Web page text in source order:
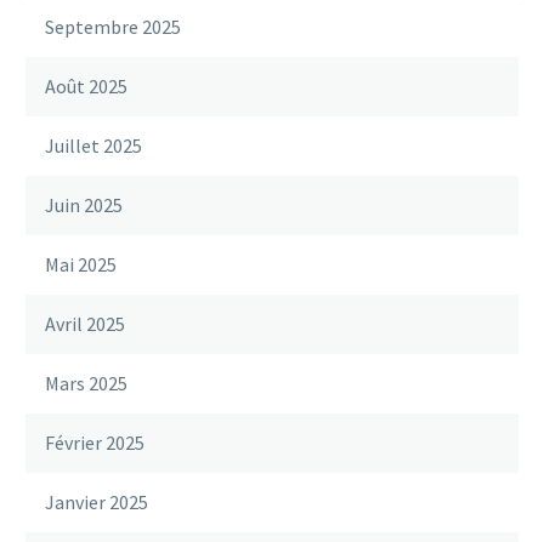
Septembre 2025
Août 2025
Juillet 2025
Juin 2025
Mai 2025
Avril 2025
Mars 2025
Février 2025
Janvier 2025